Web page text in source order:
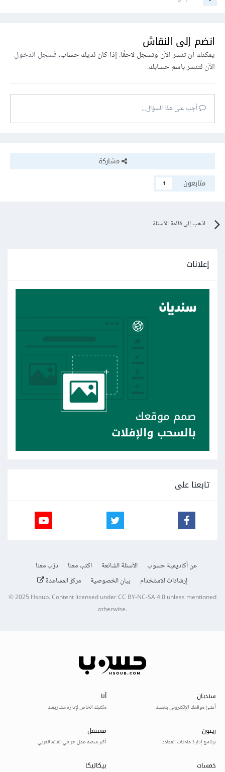
انضم إلى النقاش
يمكنك أن تنشر الآن وتسجل لاحقًا. إذا كان لديك حساب،فسجل الدخول
الآنلتنشر باسم حسابك.
أجب على هذا السؤال...
مشاركة
متابعون
1
اذهب إلى قائمة الأسئلة
إعلانات
تابعنا على
عن أكاديمية حسوب الأسئلة الشائعة اكتب معنا
درّب معنا
إرشادات الاستخدام
بيان الخصوصية مركز المساعدة
© 2025Hsoub.Content licensed underCC BY-NC-SA 4.0unless mentioned
otherwise.